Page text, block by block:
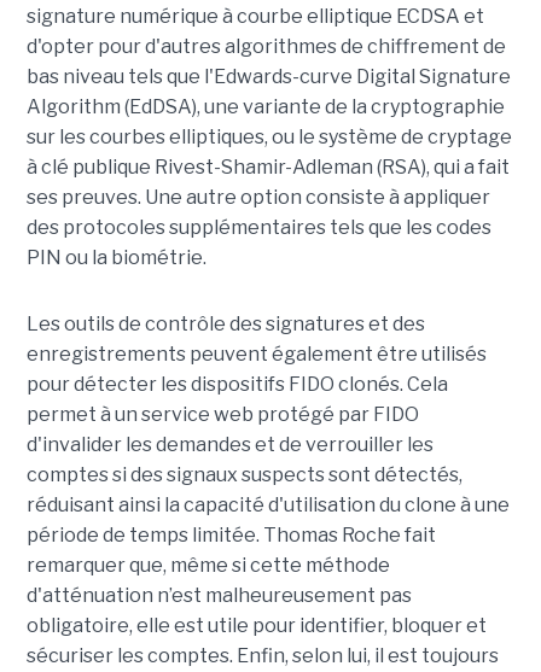
signature numérique à courbe elliptique ECDSA et
d'opter pour d'autres algorithmes de chiffrement de
bas niveau tels que l'Edwards-curve Digital Signature
Algorithm (EdDSA), une variante de la cryptographie
sur les courbes elliptiques, ou le système de cryptage
à clé publique Rivest-Shamir-Adleman (RSA), qui a fait
ses preuves. Une autre option consiste à appliquer
des protocoles supplémentaires tels que les codes
PIN ou la biométrie.
Les outils de contrôle des signatures et des
enregistrements peuvent également être utilisés
pour détecter les dispositifs FIDO clonés. Cela
permet à un service web protégé par FIDO
d'invalider les demandes et de verrouiller les
comptes si des signaux suspects sont détectés,
réduisant ainsi la capacité d'utilisation du clone à une
période de temps limitée. Thomas Roche fait
remarquer que, même si cette méthode
d'atténuation n’est malheureusement pas
obligatoire, elle est utile pour identifier, bloquer et
sécuriser les comptes. Enfin, selon lui, il est toujours